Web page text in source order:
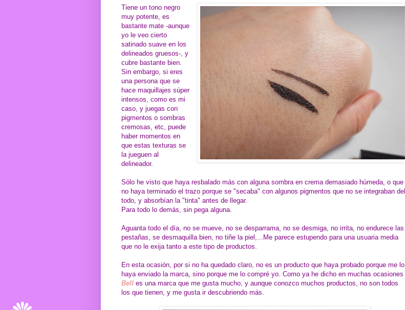
Tiene un tono negro
muy potente, es
bastante mate -aunque
yo le veo cierto
satinado suave en los
delineados gruesos-, y
cubre bastante bien.
Sin embargo, si eres
una persona que se
hace maquillajes súper
intensos, como es mi
caso, y juegas con
pigmentos o sombras
cremosas, etc, puede
haber momentos en
que estas texturas se
la jueguen al
delineador.
Sólo he visto que haya resbalado más con alguna sombra en crema demasiado húmeda, o que
no haya terminado el trazo porque se "secaba" con algunos pigmentos que no se integraban del
todo, y absorbían la "tinta" antes de llegar.
Para todo lo demás, sin pega alguna.
Aguanta todo el día, no se mueve, no se desparrama, no se desmiga, no irrita, no endurece las
pestañas, se desmaquilla bien, no tiñe la piel,...Me parece estupendo para una usuaria media
que no le exija tanto a este tipo de productos.
En esta ocasión, por si no ha quedado claro, no es un producto que haya probado porque me lo
haya enviado la marca, sino porque me lo compré yo. Como ya he dicho en muchas ocasiones
Bell es una marca que me gusta mucho, y aunque conozco muchos productos, no son todos
los que tienen, y me gusta ir descubriendo más.